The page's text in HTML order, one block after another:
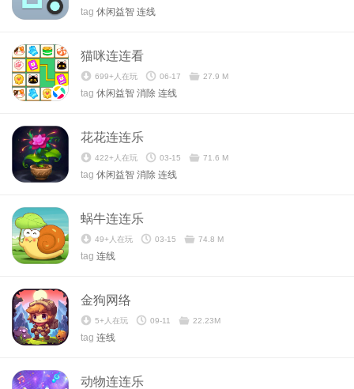
tag 休闲益智 连线
猫咪连连看
699+人在玩 06-17 27.9 M
tag 休闲益智 消除 连线
花花连连乐
422+人在玩 03-15 71.6 M
tag 休闲益智 消除 连线
蜗牛连连乐
49+人在玩 03-15 74.8 M
tag 连线
金狗网络
5+人在玩 09-11 22.23M
tag 连线
动物连连乐